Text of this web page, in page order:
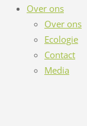
Over ons
Over ons
Ecologie
Contact
Media